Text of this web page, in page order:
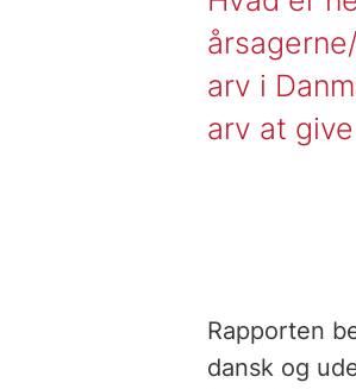
arv i
arv at
Rapporten
dansk og